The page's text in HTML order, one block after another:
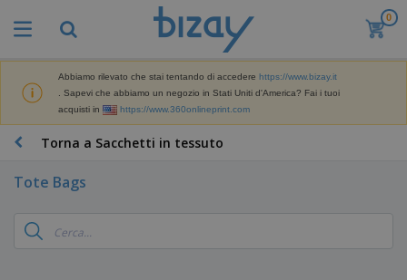
0
Abbiamo rilevato che stai tentando di accedere https://www.bizay.it
. Sapevi che abbiamo un negozio in Stati Uniti d'America? Fai i tuoi
acquisti in
https://www.360onlineprint.com
Torna a Sacchetti in tessuto
Tote Bags